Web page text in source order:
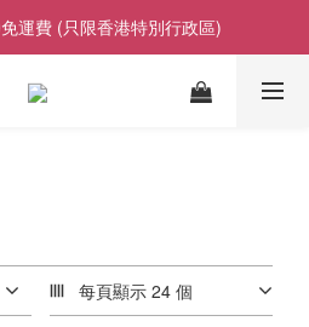
運費 (只限香港特別行政區)
每頁顯示 24 個